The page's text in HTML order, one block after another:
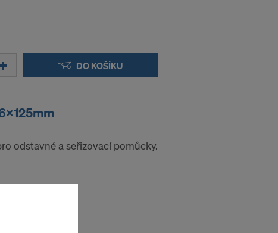
DO KOŠÍKU
odstavné a seřizovací pomůcky.